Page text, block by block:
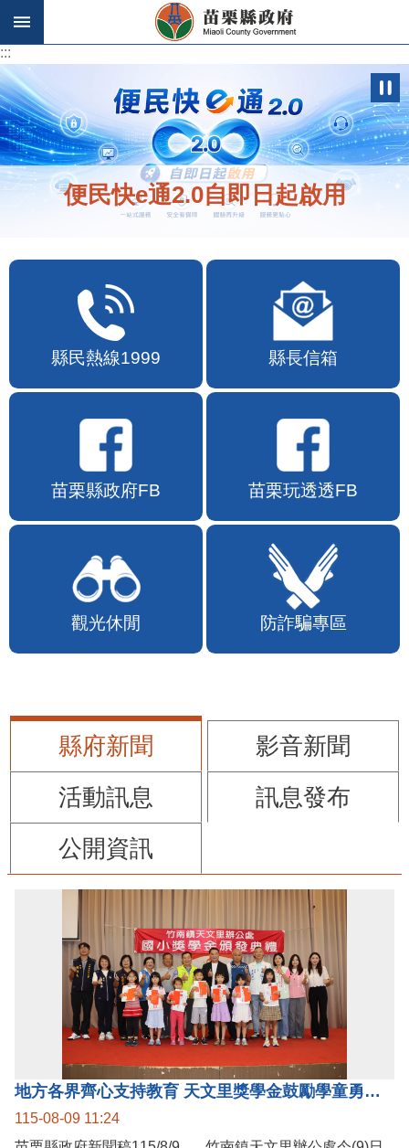
跳到主要內容區塊
:::
:::
便民快e通2.0自即日起啟用
縣民熱線1999 縣長信箱
苗栗縣政府FB 苗栗玩透透FB
觀光休閒 防詐騙專區
縣府新聞
影音新聞
活動訊息
訊息發布
公開資訊
地方各界齊心支持教育 天文里獎學金鼓勵學童勇敢追夢
115-08-09 11:24